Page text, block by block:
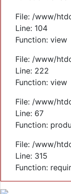
File: /www/
Line: 104
Function: view
File: /www/
Line: 222
Function: view
File: /www/
Line: 67
Function:
File: /www/
Line: 315
Function: